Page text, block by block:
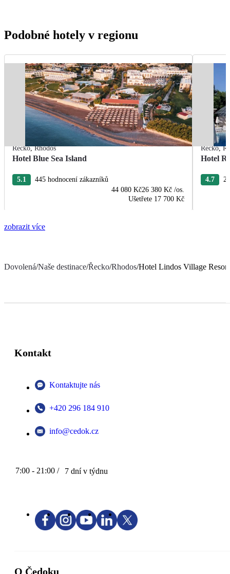
Podobné hotely v regionu
Řecko,Rhodos
Hotel Blue Sea Island
5.1
445 hodnocení zákazníků
44 080 Kč26 380 Kč /os.
Ušetřete 17 700 Kč
Řecko,
Hotel
4.7
zobrazit více
Dovolená/Naše destinace/Řecko/Rhodos/Hotel Lindos Village
Kontakt
Kontaktujte nás
+420 296 184 910
info@cedok.cz
7:00 - 21:00 / 7 dní v týdnu
O Čedoku